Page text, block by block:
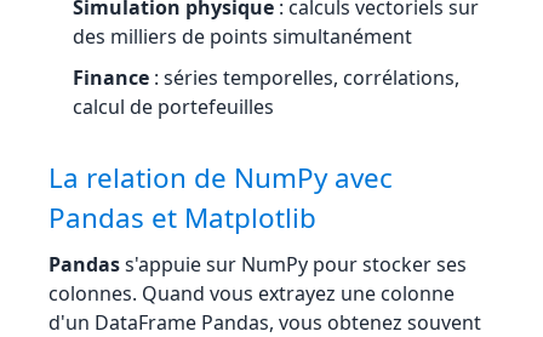
Simulation physique : calculs vectoriels sur
des milliers de points simultanément
Finance : séries temporelles, corrélations,
calcul de portefeuilles
La relation de NumPy avec
Pandas et Matplotlib
Pandass'appuie sur NumPy pour stocker ses
colonnes. Quand vous extrayez une colonne
d'un DataFrame Pandas, vous obtenez souvent